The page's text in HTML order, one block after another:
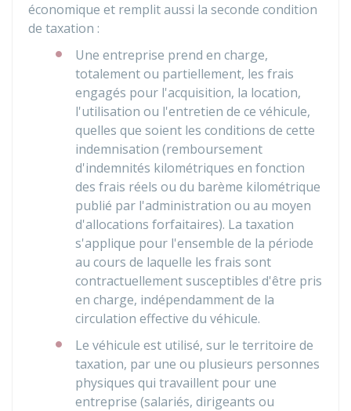
économique et remplit aussi la seconde condition
de taxation :
Une entreprise prend en charge,
totalement ou partiellement, les frais
engagés pour l'acquisition, la location,
l'utilisation ou l'entretien de ce véhicule,
quelles que soient les conditions de cette
indemnisation (remboursement
d'indemnités kilométriques en fonction
des frais réels ou du barème kilométrique
publié par l'administration ou au moyen
d'allocations forfaitaires). La taxation
s'applique pour l'ensemble de la période
au cours de laquelle les frais sont
contractuellement susceptibles d'être pris
en charge, indépendamment de la
circulation effective du véhicule.
Le véhicule est utilisé, sur le territoire de
taxation, par une ou plusieurs personnes
physiques qui travaillent pour une
entreprise (salariés, dirigeants ou